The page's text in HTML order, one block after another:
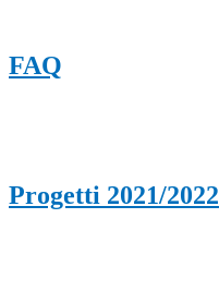
FAQ
Progetti 2021/2022